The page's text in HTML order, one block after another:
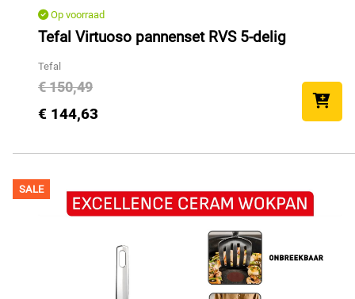
Op voorraad
Tefal Virtuoso pannenset RVS 5-delig
Tefal
€ 150,49
€ 144,63
SALE